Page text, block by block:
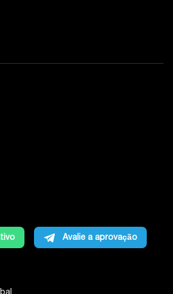
Avalie a aprovação